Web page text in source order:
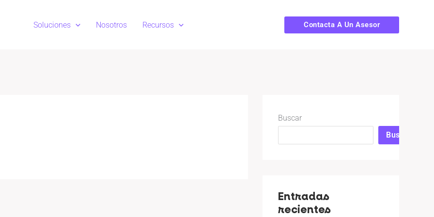
Soluciones Nosotros Recursos Contacta A Un Asesor
Buscar
Buscar
Entradas
recientes